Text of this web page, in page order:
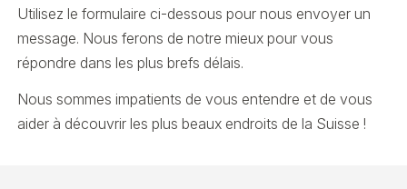
Utilisez le formulaire ci-dessous pour nous envoyer un
message. Nous ferons de notre mieux pour vous
répondre dans les plus brefs délais.
Nous sommes impatients de vous entendre et de vous
aider à découvrir les plus beaux endroits de la Suisse !